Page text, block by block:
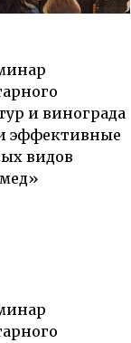
и винограда
эффективные
видов